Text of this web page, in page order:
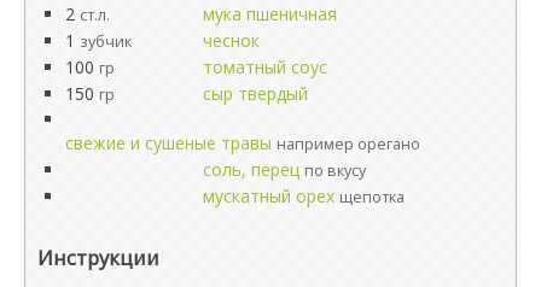
2 ст.л.
мука пшеничная
1 зубчик
чеснок
100 гр
томатный соус
150 гр сыр твердый
свежие и сушеные травы например орегано
соль, перец по вкусу
мускатный орех щепотка
Инструкции